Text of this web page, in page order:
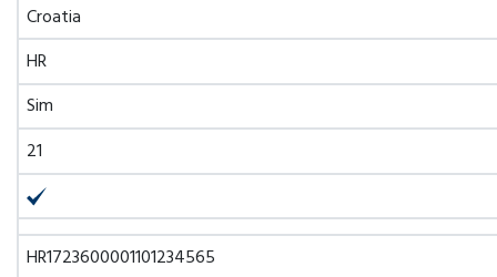
Croatia
HR
Sim
21
HR1723600001101234565